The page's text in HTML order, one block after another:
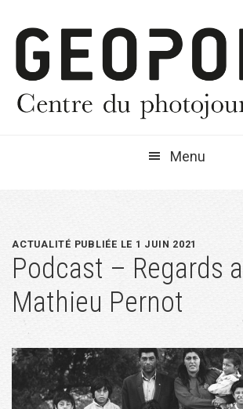
navigation
principale
contenu
principal
barre
latérale
Menu
ACTUALITÉ PUBLIÉE LE 1 JUIN 2021
Podcast – Regards
Mathieu Pernot